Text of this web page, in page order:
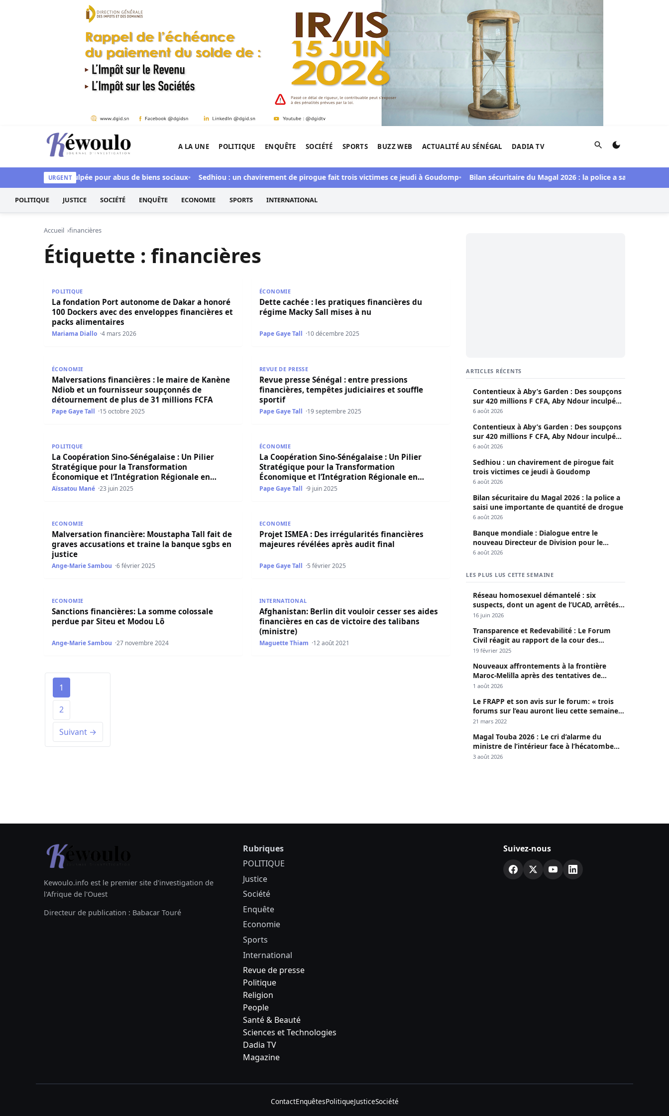
Aller au contenu
Kéwoulo, le premier site d'information et d'investigation de l'Afrique.
A LA UNE POLITIQUE ENQUÊTE SOCIÉTÉ SPORTS BUZZ WEB ACTUALITÉ AU SÉNÉGAL DADIA TV Rechercher
URGENT
Aby Ndour inculpée pour abus de biens sociaux Sedhiou : un chavirement de pirogue fait trois victimes ce jeudi à Goudomp Bilan sécuritaire du Magal 2026 : la police a saisi une
POLITIQUE JUSTICE SOCIÉTÉ ENQUÊTE ECONOMIE SPORTS INTERNATIONAL
Accueil financières
Étiquette : financières
POLITIQUE
La fondation Port autonome de Dakar a honoré
100 Dockers avec des enveloppes financières et
packs alimentaires
Mariama Diallo 4 mars 2026
ÉCONOMIE
Dette cachée : les pratiques financières du
régime Macky Sall mises à nu
Pape Gaye Tall 10 décembre 2025
ÉCONOMIE
Malversations financières : le maire de Kanène
Ndiob et un fournisseur soupçonnés de
détournement de plus de 31 millions FCFA
Pape Gaye Tall 15 octobre 2025
REVUE DE PRESSE
Revue presse Sénégal : entre pressions
financières, tempêtes judiciaires et souffle
sportif
Pape Gaye Tall 19 septembre 2025
La Coopération Sino-Sénégalaise : Un Pilier Stratégique pour la Transformation Économique et l’Intégration Régionale en Période d’Incertitudes Financières (Par Dr.
POLITIQUE
La Coopération Sino-Sénégalaise : Un Pilier
Stratégique pour la Transformation
Économique et l’Intégration Régionale en
Période d’Incertitudes Financières (Par Dr.
Aïssatou Mané 23 juin 2025
La Coopération Sino-Sénégalaise : Un Pilier Stratégique pour la Transformation Économique et l’Intégration
ÉCONOMIE
La Coopération Sino-Sénégalaise : Un Pilier
Stratégique pour la Transformation
Économique et l’Intégration Régionale en
Période d’Incertitudes Financières (Par Dr.
Pape Gaye Tall 9 juin 2025
ECONOMIE
Malversation financière: Moustapha Tall fait de
graves accusations et traine la banque sgbs en
justice
Ange-Marie Sambou 6 février 2025
Projet ISMEA : Des irrégularités financières majeures révélées après audit final
ECONOMIE
Projet ISMEA : Des irrégularités financières
majeures révélées après audit final
Pape Gaye Tall 5 février 2025
ECONOMIE
Sanctions financières: La somme colossale
perdue par Siteu et Modou Lô
Ange-Marie Sambou 27 novembre 2024
Afghanistan: Berlin dit vouloir cesser ses aides financières en cas de victoire des talibans (ministre)
INTERNATIONAL
Afghanistan: Berlin dit vouloir cesser ses aides
financières en cas de victoire des talibans
(ministre)
Maguette Thiam 12 août 2021
1
2
Suivant →
ARTICLES RÉCENTS
Contentieux à Aby’s Garden : Des soupçons
sur 420 millions F CFA, Aby Ndour inculpée
pour abus de biens sociaux
6 août 2026
Contentieux à Aby’s Garden : Des soupçons
sur 420 millions F CFA, Aby Ndour inculpée
pour abus de biens sociaux
6 août 2026
Sedhiou : un chavirement de pirogue fait
trois victimes ce jeudi à Goudomp
6 août 2026
Bilan sécuritaire du Magal 2026 : la police a
saisi une importante de quantité de drogue
6 août 2026
Banque mondiale : Dialogue entre le
nouveau Directeur de Division pour le
Sénégal et le Pr. Diomaye
6 août 2026
LES PLUS LUS CETTE SEMAINE
Réseau homosexuel démantelé : six
suspects, dont un agent de l’UCAD, arrêtés à
Keur Massar ; l’un avoue avoir propagé le
16 juin 2026
Transparence et Redevabilité : Le Forum
Civil réagit au rapport de la cour des
comptes
19 février 2025
Nouveaux affrontements à la frontière
Maroc-Melilla après des tentatives de
passage
1 août 2026
Le FRAPP et son avis sur le forum: « trois
forums sur l’eau auront lieu cette semaine à
Dakar »
21 mars 2022
Magal Touba 2026 : Le cri d’alarme du
ministre de l’intérieur face à l’hécatombe
routière
3 août 2026
Kewoulo.info est le premier site d'investigation de
l'Afrique de l'Ouest
Directeur de publication : Babacar Touré
Rubriques
POLITIQUE
Justice
Société
Enquête
Economie
Sports
International
Revue de presse
Politique
Religion
People
Santé & Beauté
Sciences et Technologies
Dadia TV
Magazine
Suivez-nous
ContactEnquêtesPolitiqueJusticeSociété